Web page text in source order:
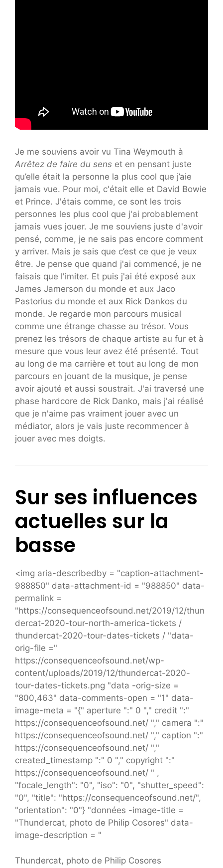
Je me souviens avoir vu Tina Weymouth à
Arrêtez de faire du sens et en pensant juste
qu’elle était la personne la plus cool que j’aie
jamais vue. Pour moi, c'était elle et David Bowie
et Prince. J'étais comme, ce sont les trois
personnes les plus cool que j'ai probablement
jamais vues jouer. Je me souviens juste d'avoir
pensé, comme, je ne sais pas encore comment
y arriver. Mais je sais que c’est ce que je veux
être. Je pense que quand j'ai commencé, je ne
faisais que l'imiter. Et puis j'ai été exposé aux
James Jamerson du monde et aux Jaco
Pastorius du monde et aux Rick Dankos du
monde. Je regarde mon parcours musical
comme une étrange chasse au trésor. Vous
prenez les trésors de chaque artiste au fur et à
mesure que vous leur avez été présenté. Tout
au long de ma carrière et tout au long de mon
parcours en jouant de la musique, je pense
avoir ajouté et aussi soustrait. J'ai traversé une
phase hardcore de Rick Danko, mais j'ai réalisé
que je n'aime pas vraiment jouer avec un
médiator, alors je vais juste recommencer à
jouer avec mes doigts.
Sur ses influences
actuelles sur la
basse
<img aria-describedby = "caption-attachment-
988850" data-attachment-id = "988850" data-
permalink =
"https://consequenceofsound.net/2019/12/thun
dercat-2020-tour-north-america-tickets /
thundercat-2020-tour-dates-tickets / "data-
orig-file ="
https://consequenceofsound.net/wp-
content/uploads/2019/12/thundercat-2020-
tour-dates-tickets.png "data -orig-size =
"800,463" data-comments-open = "1" data-
image-meta = "{" aperture ":" 0 "," credit ":"
https://consequenceofsound.net/ "," camera ":"
https://consequenceofsound.net/ "," caption ":"
https://consequenceofsound.net/ ","
created_timestamp ":" 0 "," copyright ":"
https://consequenceofsound.net/ " ,
"focale_length": "0", "iso": "0", "shutter_speed":
"0", "title": "https://consequenceofsound.net/",
"orientation": "0"} "données -image-title =
"Thundercat, photo de Philip Cosores" data-
image-description = "
Thundercat, photo de Philip Cosores